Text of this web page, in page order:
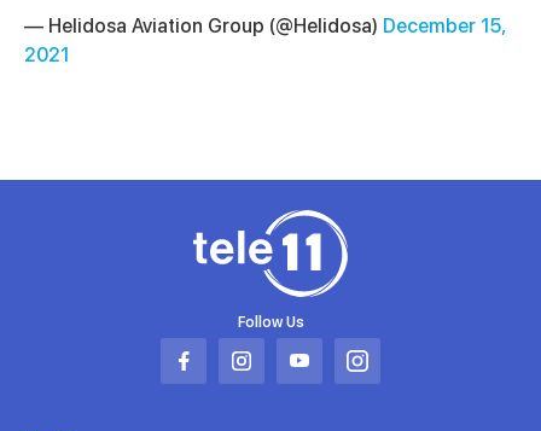
— Helidosa Aviation Group (@Helidosa) December 15,
2021
Follow Us
Abrir
Abrir
Abrir
Abrir